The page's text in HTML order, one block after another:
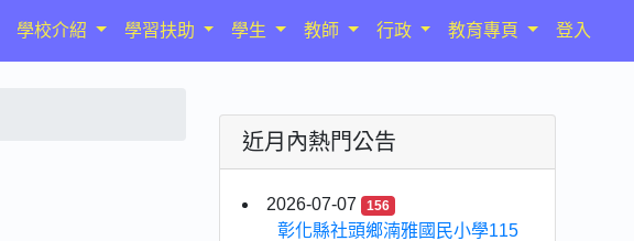
學校介紹 學習扶助 學生 教師 行政 教育專頁 登入
近月內熱門公告
2026-07-07 156
彰化縣社頭鄉湳雅國民小學115